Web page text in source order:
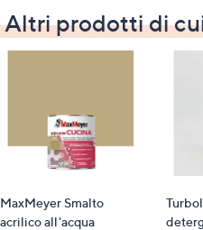
e altre superfici tessili
Altri prodotti di
MaxMeyer Smalto
acrilico all'acqua